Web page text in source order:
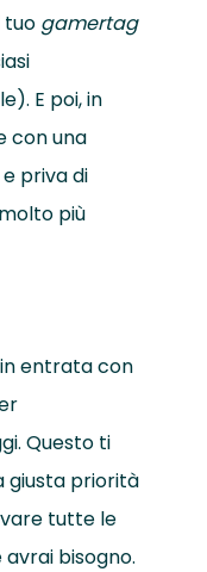
tuo gamertag
E poi, in
con una
priva di
più
entrata con
Questo ti
giusta priorità
tutte le
bisogno.